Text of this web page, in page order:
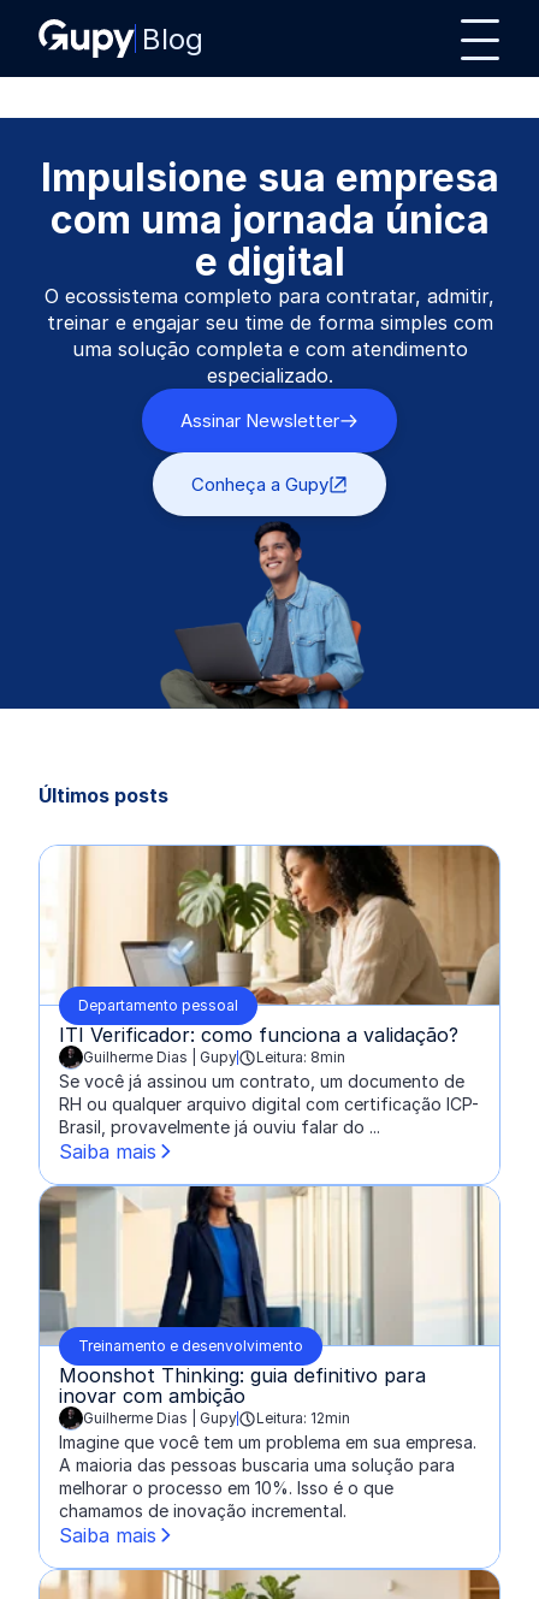
Blog
Impulsione sua empresa
com uma jornada única
e digital
O ecossistema completo para contratar, admitir,
treinar e engajar seu time de forma simples com
uma solução completa e com atendimento
especializado.
Assinar Newsletter
Conheça a Gupy
Últimos posts
Departamento pessoal
ITI Verificador: como funciona a validação?
escrito por:
Guilherme Dias | Gupy Leitura: 8min
Se você já assinou um contrato, um documento de
RH ou qualquer arquivo digital com certificação ICP-
Brasil, provavelmente já ouviu falar do ...
Saiba mais
Treinamento e desenvolvimento
Moonshot Thinking: guia definitivo para
inovar com ambição
escrito por:
Guilherme Dias | Gupy Leitura: 12min
Imagine que você tem um problema em sua empresa.
A maioria das pessoas buscaria uma solução para
melhorar o processo em 10%. Isso é o que
chamamos de inovação incremental.
Saiba mais